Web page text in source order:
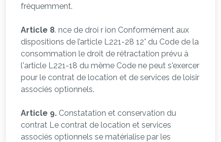
fréquemment.
Article 8. nce de droi r ion Conformément aux
dispositions de l’article L221-28 12° du Code de la
consommation le droit de rétractation prévu à
l'article L221-18 du même Code ne peut s'exercer
pour le contrat de location et de services de loisir
associés optionnels.
Article 9. Constatation et conservation du
contrat Le contrat de location et services
associés optionnels se matérialise par les